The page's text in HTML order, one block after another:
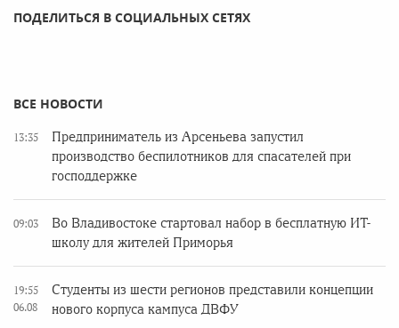
ПОДЕЛИТЬСЯ В СОЦИАЛЬНЫХ СЕТЯХ
ВСЕ НОВОСТИ
13:35
Предприниматель из Арсеньева запустил
производство беспилотников для спасателей при
господдержке
09:03
Во Владивостоке стартовал набор в бесплатную ИТ-
школу для жителей Приморья
19:55
06.08
Студенты из шести регионов представили концепции
нового корпуса кампуса ДВФУ